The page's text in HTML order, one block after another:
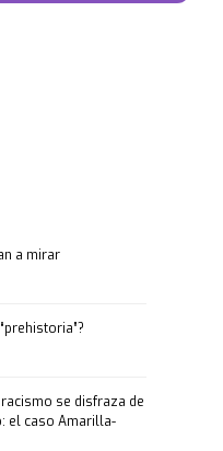
a mirar
se disfraza de
el caso Amarilla-